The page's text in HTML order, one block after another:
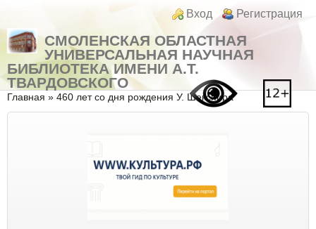
Перейти к основному содержанию
Login links
Вход Регистрация
СМОЛЕНСКАЯ ОБЛАСТНАЯ
УНИВЕРСАЛЬНАЯ НАУЧНАЯ
БИБЛИОТЕКА ИМЕНИ А.Т.
ТВАРДОВСКОГО
Вы здесь
Главная » 460 лет со дня рождения У. Шекспира